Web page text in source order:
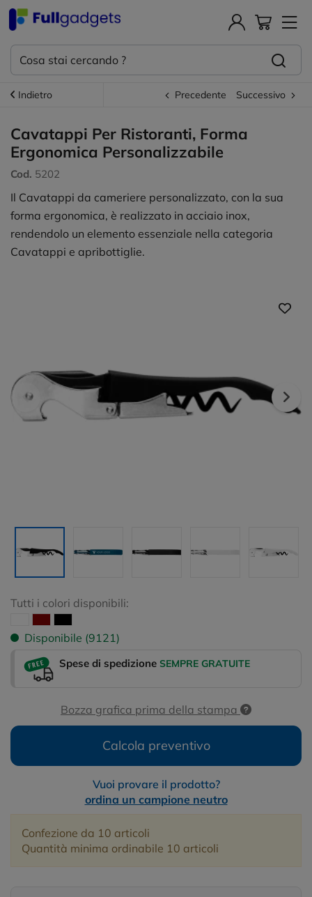
Indietro Precedente Successivo
Cavatappi Per Ristoranti, Forma
Ergonomica Personalizzabile
Cod. 5202
Il Cavatappi da cameriere personalizzato, con la sua
forma ergonomica, è realizzato in acciaio inox,
rendendolo un elemento essenziale nella categoria
Cavatappi e apribottiglie.
Tutti i colori disponibili:
Disponibile (9121)
Spese di spedizione SEMPRE GRATUITE
Bozza grafica prima della stampa
Calcola preventivo
Vuoi provare il prodotto?
ordina un campione neutro
Confezione da 10 articoli
Quantità minima ordinabile 10 articoli